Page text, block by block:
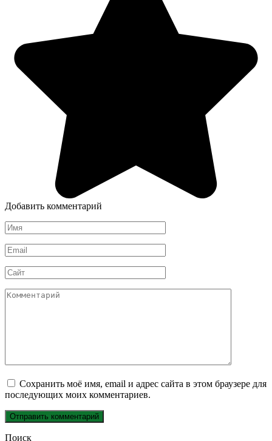
Добавить комментарий
Имя
*
Email
*
Сайт
Комментарий
Сохранить моё имя, email и адрес сайта в этом браузере для
последующих моих комментариев.
Поиск